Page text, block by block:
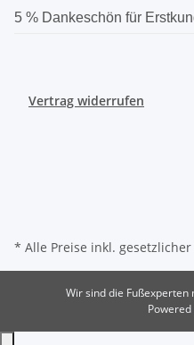
5 % Dankeschön für
Vertrag widerrufen
* Alle Preise inkl. gesetzlicher
Wir sind die
Powered